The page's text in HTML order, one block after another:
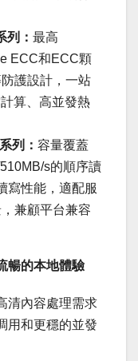
列： 最高
ECC和ECC顆
護設計，一站
算、高並發熱
系列： 容量覆蓋
s的順序讀
寫性能，適配服
兼顧平台兼容
暢的本地體驗
清內容處理需求
用和更穩的並發